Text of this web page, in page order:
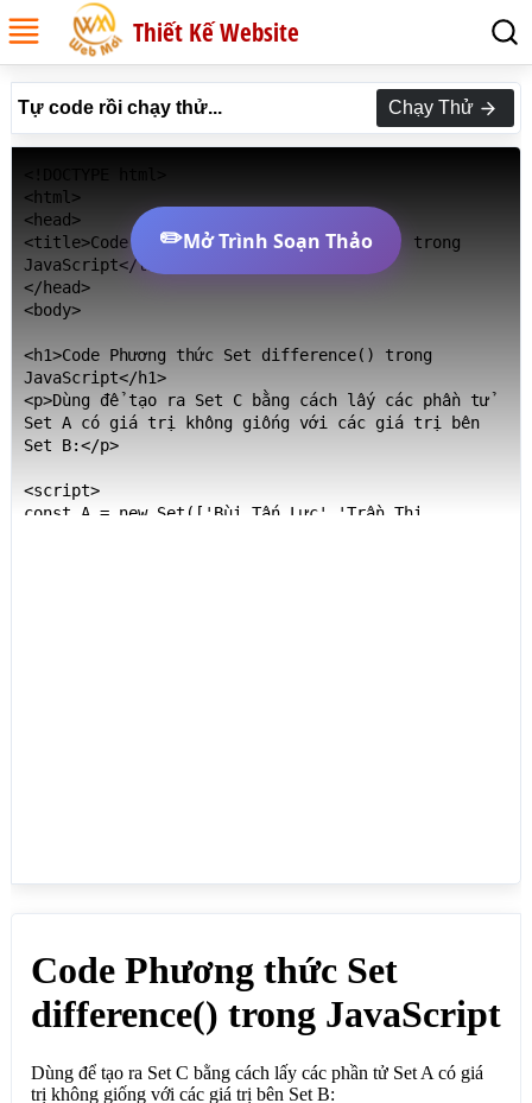
Thiết Kế Website
Tự code rồi chạy thử... Chạy Thử
<html>
<head>
<title>Code Phương thức Set difference() trong
JavaScript</title>
</head>
<body>
<h1>Code Phương thức Set difference() trong
JavaScript</h1>
<p>Dùng để tạo ra Set C bằng cách lấy các phần tử
Set A có giá trị không giống với các giá trị bên
Set B:</p>
<script>
const A = new Set(['Bùi Tấn Lực','Trần Thị
✏️Mở Trình Soạn Thảo